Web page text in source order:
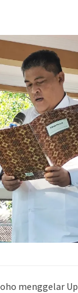
menggelar